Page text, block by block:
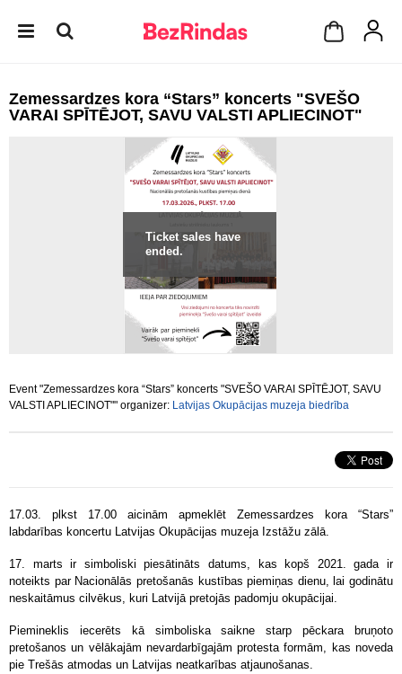
Zemessardzes kora “Stars” koncerts "SVEŠO
VARAI SPĪTĒJOT, SAVU VALSTI APLIECINOT"
Ticket sales have
ended.
Event "Zemessardzes kora “Stars” koncerts "SVEŠO VARAI SPĪTĒJOT, SAVU
VALSTI APLIECINOT"" organizer: Latvijas Okupācijas muzeja biedrība
17.03. plkst 17.00 aicinām apmeklēt Zemessardzes kora “Stars”
labdarības koncertu Latvijas Okupācijas muzeja Izstāžu zālā.
17. marts ir simboliski piesātināts datums, kas kopš 2021. gada ir
noteikts par Nacionālās pretošanās kustības piemiņas dienu, lai godinātu
neskaitāmus cilvēkus, kuri Latvijā pretojās padomju okupācijai.
Piemineklis iecerēts kā simboliska saikne starp pēckara bruņoto
pretošanos un vēlākajām nevardarbīgajām protesta formām, kas noveda
pie Trešās atmodas un Latvijas neatkarības atjaunošanas.